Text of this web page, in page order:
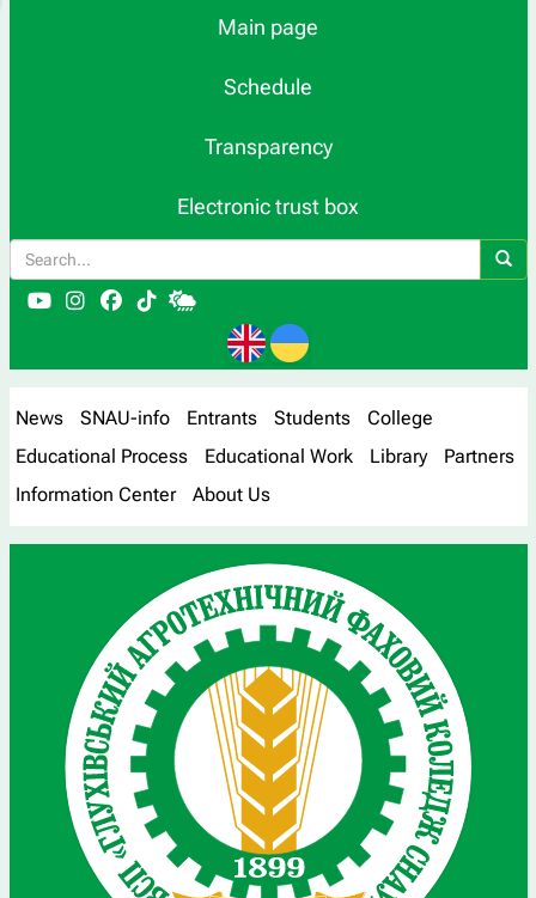
Main page
Schedule
Transparency
Electronic trust box
News SNAU-info Entrants Students
College
Educational Process
Educational Work Library
Partners
Information Center
About Us